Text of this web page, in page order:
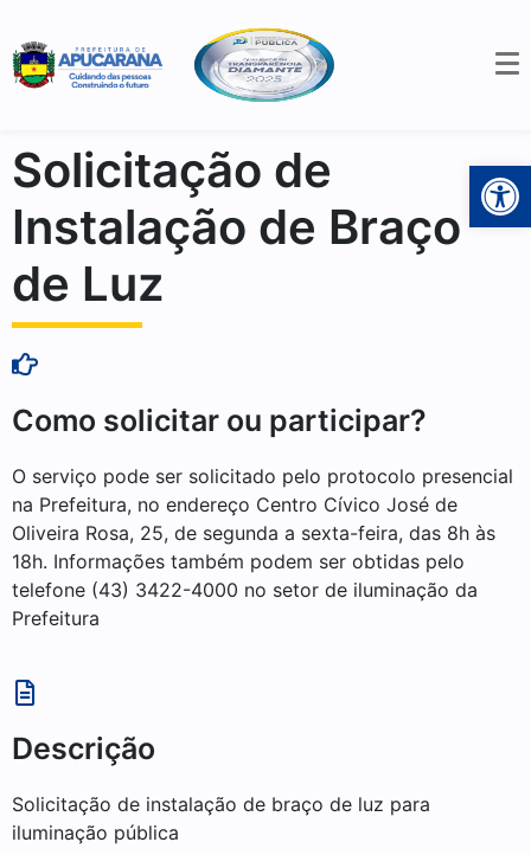
Solicitação de
Instalação de Braço
de Luz
Como solicitar ou participar?
O serviço pode ser solicitado pelo protocolo presencial
na Prefeitura, no endereço Centro Cívico José de
Oliveira Rosa, 25, de segunda a sexta-feira, das 8h às
18h. Informações também podem ser obtidas pelo
telefone (43) 3422-4000 no setor de iluminação da
Prefeitura
Descrição
Solicitação de instalação de braço de luz para
iluminação pública